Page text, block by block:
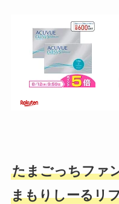
たまごっちファ
まもりしーるリ